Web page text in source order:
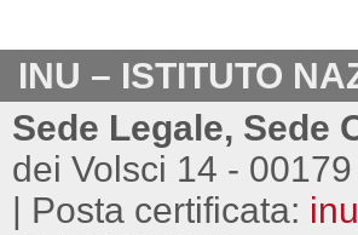
INU – ISTITUTO
Sede Legale, Sede
dei Volsci 14 -
| Posta certificata: